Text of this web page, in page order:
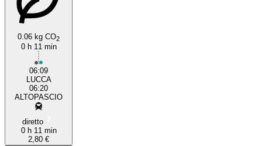
0.06 kg CO2
0 h 11 min
06:09
LUCCA
06:20
ALTOPASCIO
diretto
0 h 11 min
2,80 €